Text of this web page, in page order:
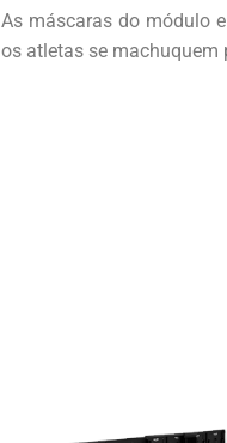
As máscaras do módulo
os atletas se machuquem